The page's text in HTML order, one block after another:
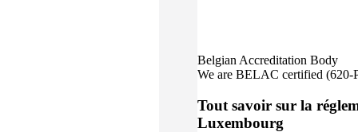
Belgian Accreditation Body
We are BELAC certified (620-
Tout savoir sur la
Luxembourg